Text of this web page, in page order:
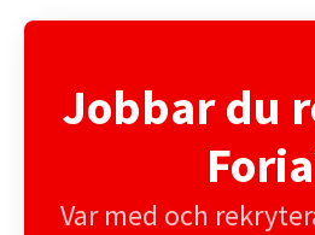
Jobbar du
Var med och